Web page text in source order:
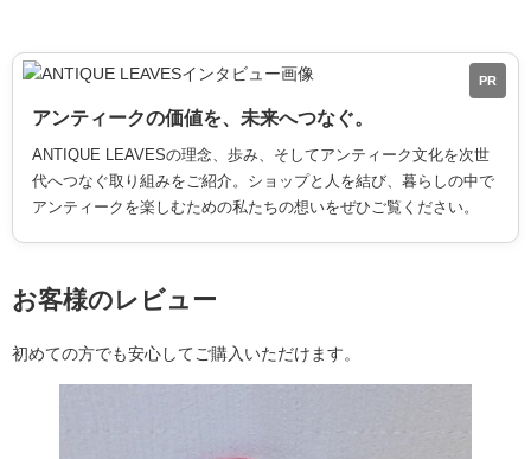
PR
アンティークの価値を、未来へつなぐ。
ANTIQUE LEAVESの理念、歩み、そしてアンティーク文化を次世
代へつなぐ取り組みをご紹介。ショップと人を結び、暮らしの中で
アンティークを楽しむための私たちの想いをぜひご覧ください。
お客様のレビュー
初めての方でも安心してご購入いただけます。